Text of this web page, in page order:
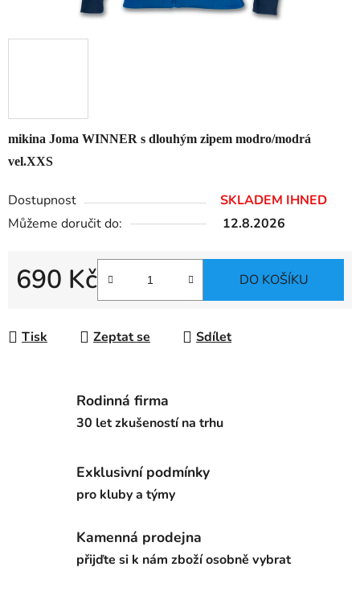
mikina Joma WINNER s dlouhým zipem modro/modrá
vel.XXS
Dostupnost
SKLADEM IHNED
Můžeme doručit do:
12.8.2026
690 Kč DO KOŠÍKU
Tisk Zeptat se Sdílet
Rodinná firma
30 let zkušeností na trhu
Exklusivní podmínky
pro kluby a týmy
Kamenná prodejna
přijďte si k nám zboží osobně vybrat